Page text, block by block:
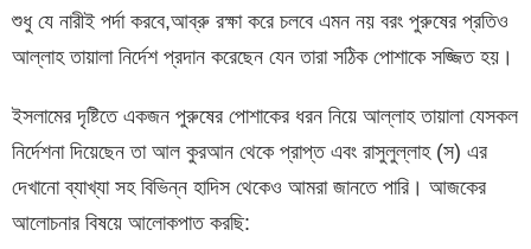
শুধু যে নারীই পর্দা করবে,আব্রু রক্ষা করে চলবে এমন নয় বরং পুরুষের প্রতিও
আল্লাহ তায়ালা নির্দেশ প্রদান করেছেন যেন তারা সঠিক পোশাকে সজ্জিত হয়।
ইসলামের দৃষ্টিতে একজন পুরুষের পোশাকের ধরন নিয়ে আল্লাহ তায়ালা যেসকল
নির্দেশনা দিয়েছেন তা আল কুরআন থেকে প্রাপ্ত এবং রাসুলুল্লাহ (স) এর
দেখানো ব্যাখ্যা সহ বিভিন্ন হাদিস থেকেও আমরা জানতে পারি। আজকের
আলোচনার বিষয়ে আলোকপাত করছি: